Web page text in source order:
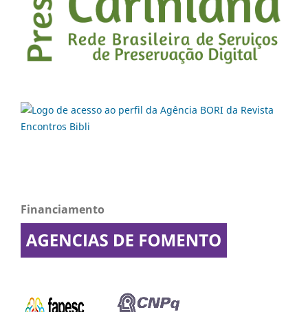
Financiamento